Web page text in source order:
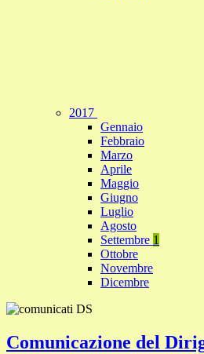
2017
Gennaio
Febbraio
Marzo
Aprile
Maggio
Giugno
Luglio
Agosto
Settembre 1
Ottobre
Novembre
Dicembre
Comunicazione del